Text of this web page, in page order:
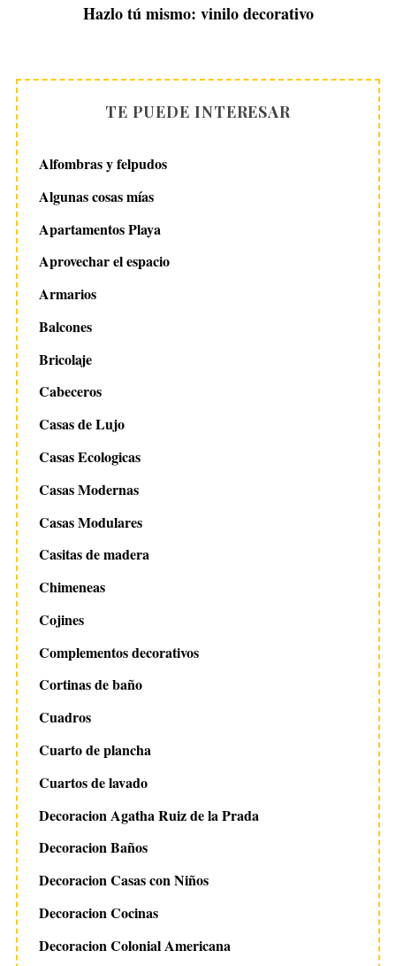
Hazlo tú mismo: vinilo decorativo
TE PUEDE INTERESAR
Alfombras y felpudos
Algunas cosas mías
Apartamentos Playa
Aprovechar el espacio
Armarios
Balcones
Bricolaje
Cabeceros
Casas de Lujo
Casas Ecologicas
Casas Modernas
Casas Modulares
Casitas de madera
Chimeneas
Cojines
Complementos decorativos
Cortinas de baño
Cuadros
Cuarto de plancha
Cuartos de lavado
Decoracion Agatha Ruiz de la Prada
Decoracion Baños
Decoracion Casas con Niños
Decoracion Cocinas
Decoracion Colonial Americana